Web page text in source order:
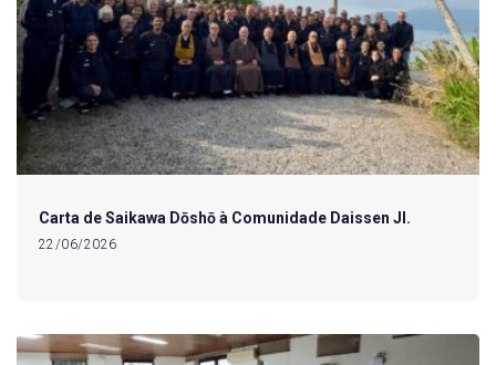
Carta de Saikawa Dōshō à Comunidade Daissen JI.
22/06/2026